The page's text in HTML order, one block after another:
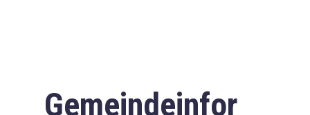
Gemeindeinfor